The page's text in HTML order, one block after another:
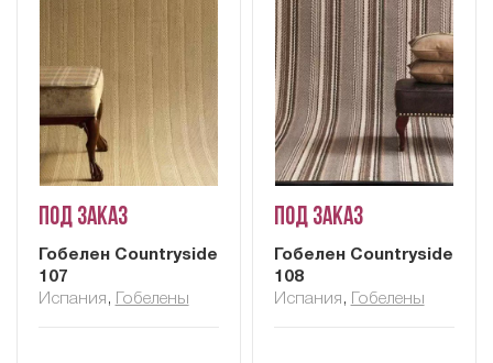
Под заказ
Гобелен Сountryside
107
Испания , Гобелены
Под заказ
Гобелен Сountryside
108
Испания , Гобелены